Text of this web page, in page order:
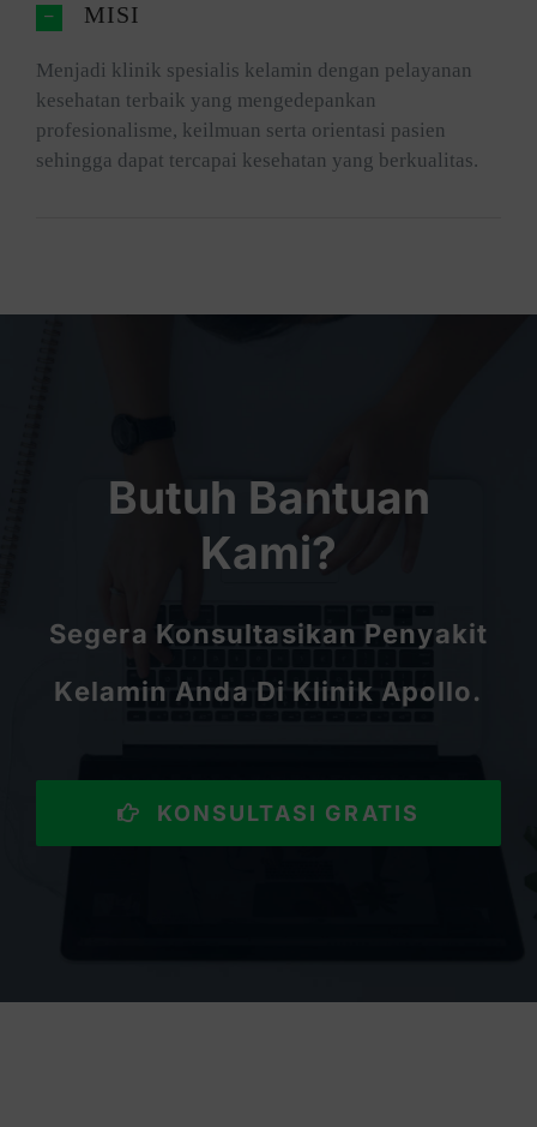
MISI
Menjadi klinik spesialis kelamin dengan pelayanan
kesehatan terbaik yang mengedepankan
profesionalisme, keilmuan serta orientasi pasien
sehingga dapat tercapai kesehatan yang berkualitas.
Butuh Bantuan
Kami?
Segera Konsultasikan Penyakit
Kelamin Anda Di Klinik Apollo.
KONSULTASI GRATIS